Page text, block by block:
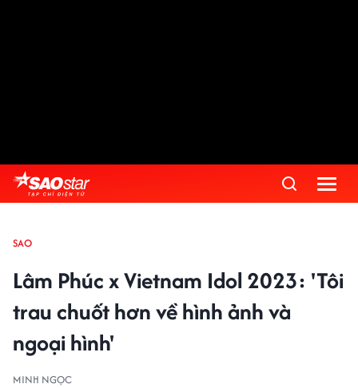
SAO
Lâm Phúc x Vietnam Idol 2023: 'Tôi
trau chuốt hơn về hình ảnh và
ngoại hình'
MINH NGỌC